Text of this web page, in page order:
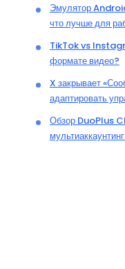
Эмулятор
что лучше для
TikTok vs
формате видео?
X закрывает
адаптировать
Обзор DuoPlus